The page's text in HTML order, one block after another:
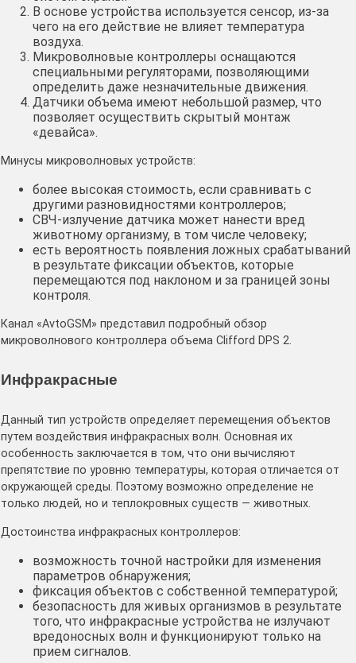
В основе устройства используется сенсор, из-за
чего на его действие не влияет температура
воздуха.
Микроволновые контроллеры оснащаются
специальными регуляторами, позволяющими
определить даже незначительные движения.
Датчики объема имеют небольшой размер, что
позволяет осуществить скрытый монтаж
«девайса».
Минусы микроволновых устройств:
более высокая стоимость, если сравнивать с
другими разновидностями контроллеров;
СВЧ-излучение датчика может нанести вред
животному организму, в том числе человеку;
есть вероятность появления ложных срабатываний
в результате фиксации объектов, которые
перемещаются под наклоном и за границей зоны
контроля.
Канал «AvtoGSM» представил подробный обзор
микроволнового контроллера объема Clifford DPS 2.
Инфракрасные
Данный тип устройств определяет перемещения объектов
путем воздействия инфракрасных волн. Основная их
особенность заключается в том, что они вычисляют
препятствие по уровню температуры, которая отличается от
окружающей среды. Поэтому возможно определение не
только людей, но и теплокровных существ — животных.
Достоинства инфракрасных контроллеров:
возможность точной настройки для изменения
параметров обнаружения;
фиксация объектов с собственной температурой;
безопасность для живых организмов в результате
того, что инфракрасные устройства не излучают
вредоносных волн и функционируют только на
прием сигналов.